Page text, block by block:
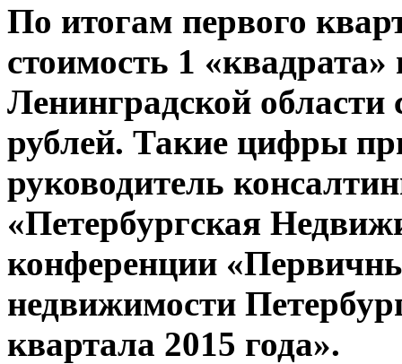
По итогам первого
стоимость 1
Ленинградской области
рублей. Такие цифры
руководитель
«Петербургская
конференции
недвижимости
квартала 2015 года».